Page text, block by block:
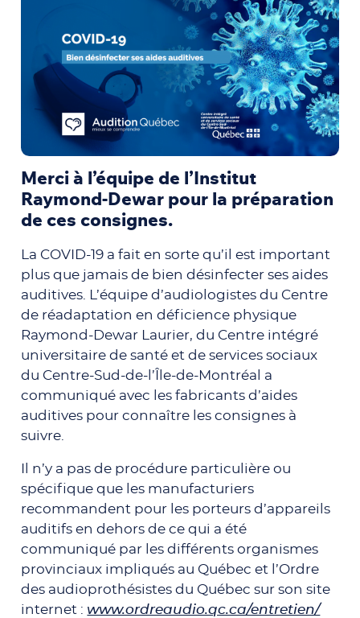
Merci à l’équipe de l’Institut
Raymond-Dewar pour la préparation
de ces consignes.
La COVID-19 a fait en sorte qu’il est important
plus que jamais de bien désinfecter ses aides
auditives. L’équipe d’audiologistes du Centre
de réadaptation en déficience physique
Raymond-Dewar Laurier, du Centre intégré
universitaire de santé et de services sociaux
du Centre-Sud-de-l’Île-de-Montréal a
communiqué avec les fabricants d’aides
auditives pour connaître les consignes à
suivre.
Il n’y a pas de procédure particulière ou
spécifique que les manufacturiers
recommandent pour les porteurs d’appareils
auditifs en dehors de ce qui a été
communiqué par les différents organismes
provinciaux impliqués au Québec et l’Ordre
des audioprothésistes du Québec sur son site
internet : www.ordreaudio.qc.ca/entretien/